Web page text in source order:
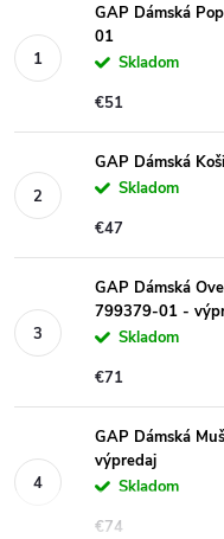
GAP Dámská
01
Skladom
€51
GAP Dámská
Skladom
€47
GAP Dámská
799379-01 -
Skladom
€71
GAP Dámská
výpredaj
Skladom
€74